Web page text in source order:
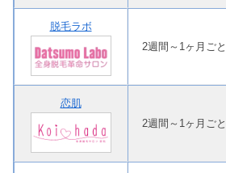
脱毛ラボ
2週間～1ヶ月ごと
恋肌
2週間～1ヶ月ごと